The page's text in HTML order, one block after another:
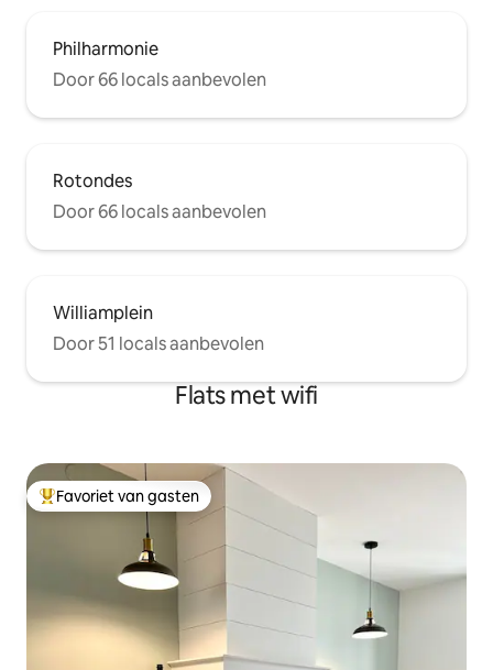
Philharmonie
Door 66 locals aanbevolen
Rotondes
Door 66 locals aanbevolen
Williamplein
Door 51 locals aanbevolen
Flats met wifi
Topfavoriet van gasten
Favoriet van gasten